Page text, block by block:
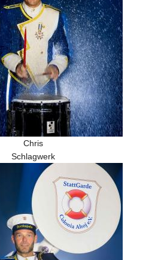
Chris
Schlagwerk